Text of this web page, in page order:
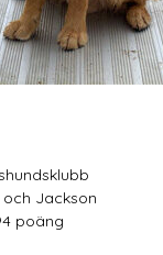
Jackson
poäng